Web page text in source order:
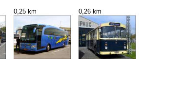
0,25 km 0,26 km